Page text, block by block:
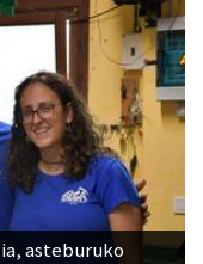
asteburuko